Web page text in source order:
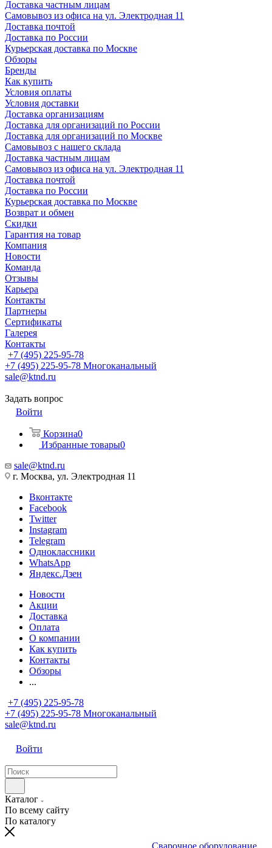
Доставка частным лицам
Самовывоз из офиса на ул. Электродная 11
Доставка почтой
Доставка по России
Курьерская доставка по Москве
Обзоры
Бренды
Как купить
Условия оплаты
Условия доставки
Доставка организациям
Доставка для организаций по России
Доставка для организаций по Москве
Самовывоз с нашего склада
Доставка частным лицам
Самовывоз из офиса на ул. Электродная 11
Доставка почтой
Доставка по России
Курьерская доставка по Москве
Возврат и обмен
Скидки
Гарантия на товар
Компания
Новости
Команда
Отзывы
Карьера
Контакты
Партнеры
Сертификаты
Галерея
Контакты
+7 (495) 225-95-78
+7 (495) 225-95-78 Многоканальный
sale@ktnd.ru
Задать вопрос
Войти
Корзина0
Избранные товары0
sale@ktnd.ru
г. Москва, ул. Электродная 11
Вконтакте
Facebook
Twitter
Instagram
Telegram
Одноклассники
WhatsApp
Яндекс.Дзен
Новости
Акции
Доставка
Оплата
О компании
Как купить
Контакты
Обзоры
...
+7 (495) 225-95-78
+7 (495) 225-95-78 Многоканальный
sale@ktnd.ru
Войти
Каталог
По всему сайту
По каталогу
Сварочное оборудование